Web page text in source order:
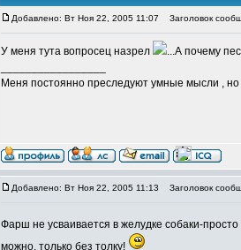
Добавлено: Вт Ноя 22, 2005 11:07 Заголовок
У меня тута вопросец назрел
...А почему
Меня постоянно преследуют умные мысли ,
Добавлено: Вт Ноя 22, 2005 11:13 Заголовок
Фарш не усваивается в желудке собаки-
можно, только без толку!